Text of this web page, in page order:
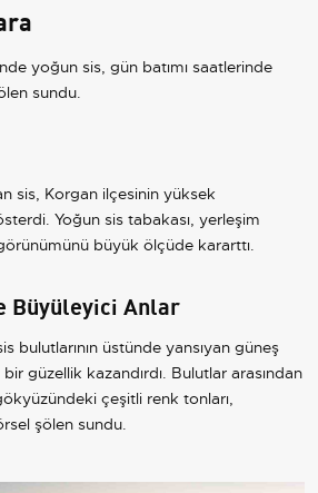
yoğun sis, gün batımı saatlerinde
sundu.
sis, Korgan ilçesinin yüksek
Yoğun sis tabakası, yerleşim
büyük ölçüde kararttı.
Büyüleyici Anlar
bulutlarının üstünde yansıyan güneş
bir güzellik kazandırdı. Bulutlar arasından
çeşitli renk tonları,
şölen sundu.